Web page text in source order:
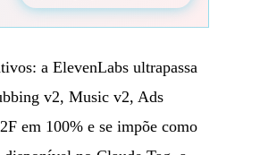
a ElevenLabs ultrapassa
v2, Music v2, Ads
em 100% e se impõe como